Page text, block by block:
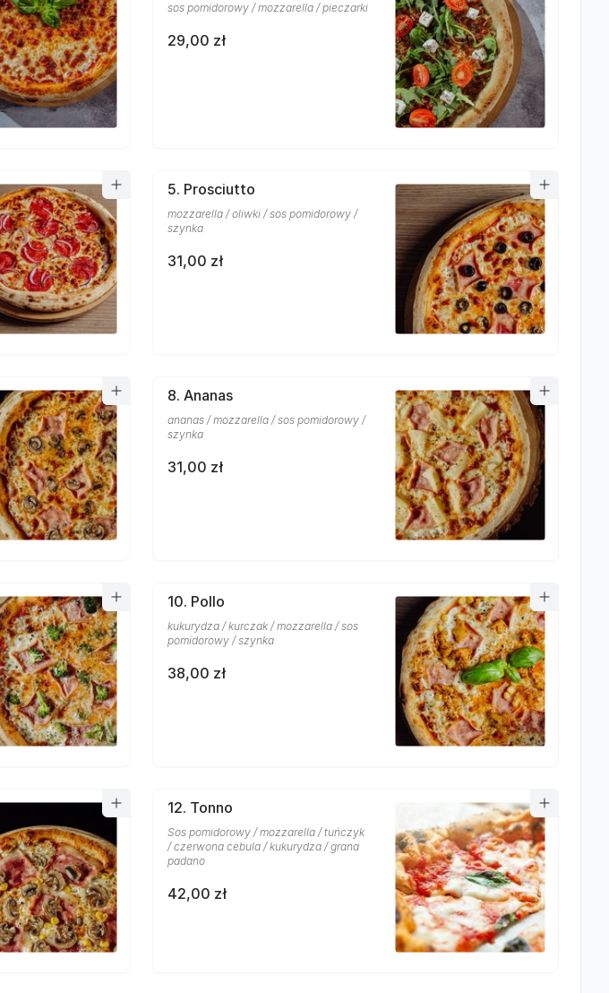
sos pomidorowy / mozzarella / pieczarki
29,00 zł
5. Prosciutto
mozzarella / oliwki / sos pomidorowy /
szynka
31,00 zł
8. Ananas
ananas / mozzarella / sos pomidorowy /
szynka
31,00 zł
10. Pollo
kukurydza / kurczak / mozzarella / sos
pomidorowy / szynka
38,00 zł
12. Tonno
Sos pomidorowy / mozzarella / tuńczyk
/ czerwona cebula / kukurydza / grana
padano
42,00 zł